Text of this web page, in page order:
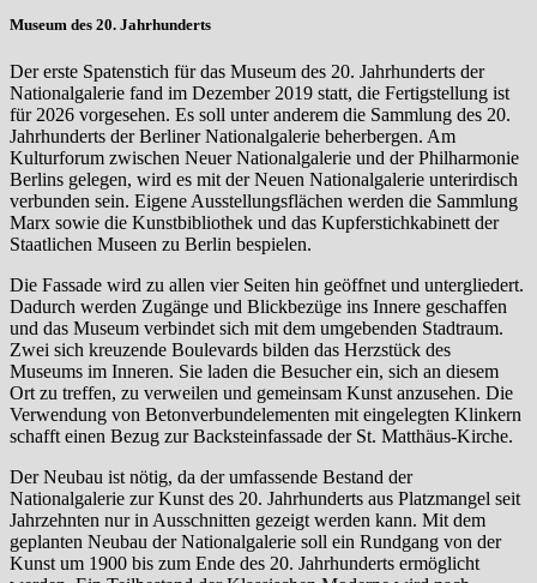
Museum des 20. Jahrhunderts
Der erste Spatenstich für das Museum des 20. Jahrhunderts der
Nationalgalerie fand im Dezember 2019 statt, die Fertigstellung ist
für 2026 vorgesehen. Es soll unter anderem die Sammlung des 20.
Jahrhunderts der Berliner Nationalgalerie beherbergen. Am
Kulturforum zwischen Neuer Nationalgalerie und der Philharmonie
Berlins gelegen, wird es mit der Neuen Nationalgalerie unterirdisch
verbunden sein. Eigene Ausstellungsflächen werden die Sammlung
Marx sowie die Kunstbibliothek und das Kupferstichkabinett der
Staatlichen Museen zu Berlin bespielen.
Die Fassade wird zu allen vier Seiten hin geöffnet und untergliedert.
Dadurch werden Zugänge und Blickbezüge ins Innere geschaffen
und das Museum verbindet sich mit dem umgebenden Stadtraum.
Zwei sich kreuzende Boulevards bilden das Herzstück des
Museums im Inneren. Sie laden die Besucher ein, sich an diesem
Ort zu treffen, zu verweilen und gemeinsam Kunst anzusehen. Die
Verwendung von Betonverbundelementen mit eingelegten Klinkern
schafft einen Bezug zur Backsteinfassade der St. Matthäus-Kirche.
Der Neubau ist nötig, da der umfassende Bestand der
Nationalgalerie zur Kunst des 20. Jahrhunderts aus Platzmangel seit
Jahrzehnten nur in Ausschnitten gezeigt werden kann. Mit dem
geplanten Neubau der Nationalgalerie soll ein Rundgang von der
Kunst um 1900 bis zum Ende des 20. Jahrhunderts ermöglicht